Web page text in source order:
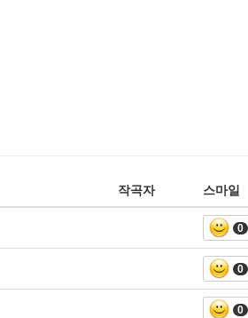
작곡자 스마일
0
0
0